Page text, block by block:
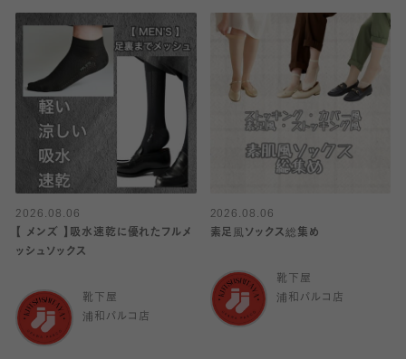
2026.08.06
【 メンズ 】吸水速乾に優れたフルメ
ッシュソックス
靴下屋
浦和パルコ店
2026.08.06
素足風ソックス総集め
靴下屋
浦和パルコ店